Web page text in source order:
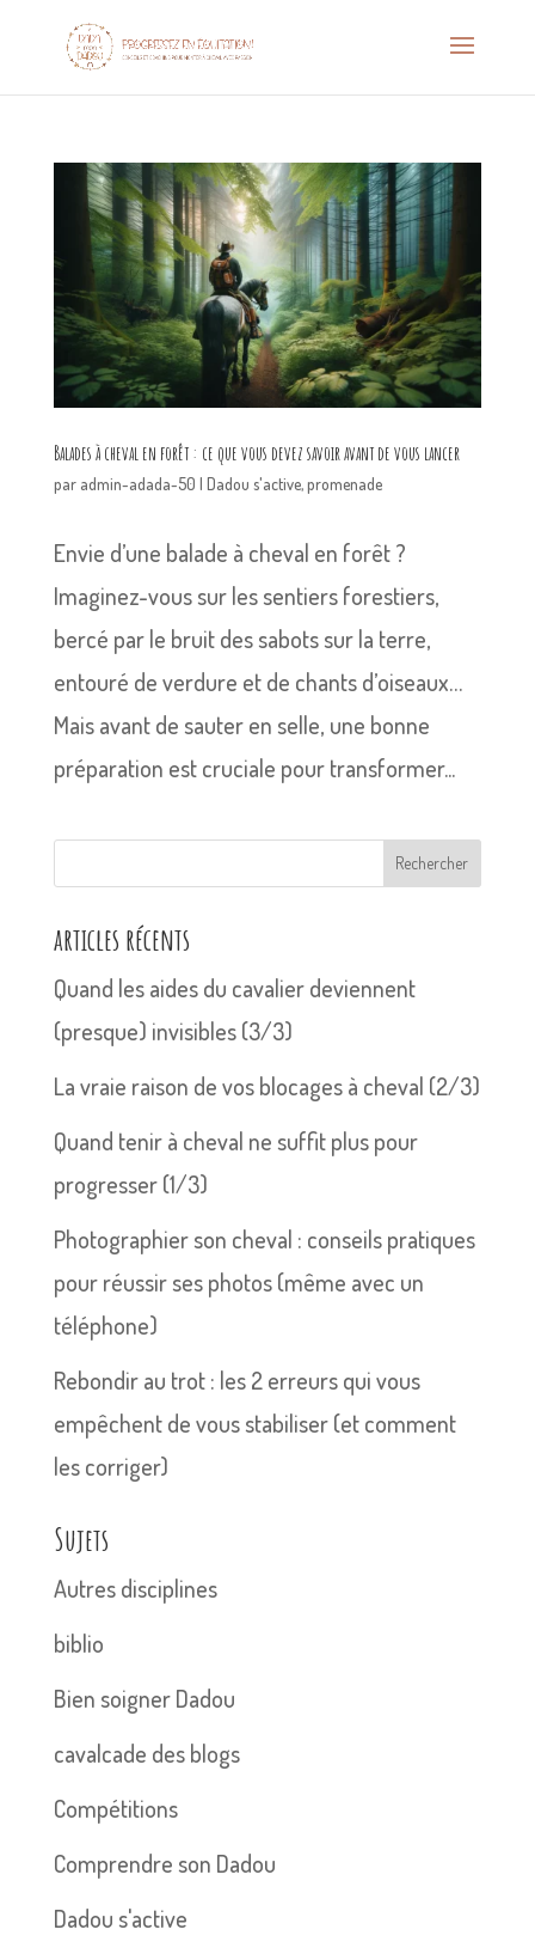
Balades à cheval en forêt : ce que vous devez savoir avant de vous lancer
par admin-adada-50 | Dadou s'active,promenade
Envie d’une balade à cheval en forêt ?
Imaginez-vous sur les sentiers forestiers,
bercé par le bruit des sabots sur la terre,
entouré de verdure et de chants d’oiseaux…
Mais avant de sauter en selle, une bonne
préparation est cruciale pour transformer...
Rechercher
articles récents
Quand les aides du cavalier deviennent
(presque) invisibles (3/3)
La vraie raison de vos blocages à cheval (2/3)
Quand tenir à cheval ne suffit plus pour
progresser (1/3)
Photographier son cheval : conseils pratiques
pour réussir ses photos (même avec un
téléphone)
Rebondir au trot : les 2 erreurs qui vous
empêchent de vous stabiliser (et comment
les corriger)
Sujets
Autres disciplines
biblio
Bien soigner Dadou
cavalcade des blogs
Compétitions
Comprendre son Dadou
Dadou s'active